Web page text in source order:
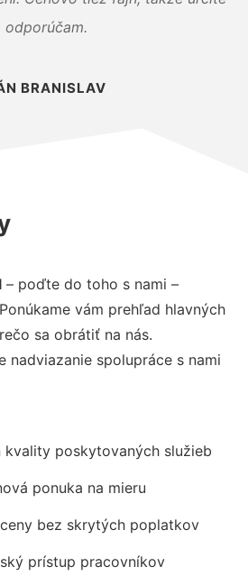
odporúčam.
BRANISLAV
– poďte do toho s nami –
vám prehľad hlavných
sa obrátiť na nás.
nadviazanie spolupráce s nami
kvality poskytovaných služieb
ponuka na mieru
bez skrytých poplatkov
prístup pracovníkov